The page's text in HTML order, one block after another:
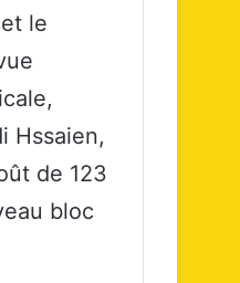
le
Hssaien,
de 123
bloc